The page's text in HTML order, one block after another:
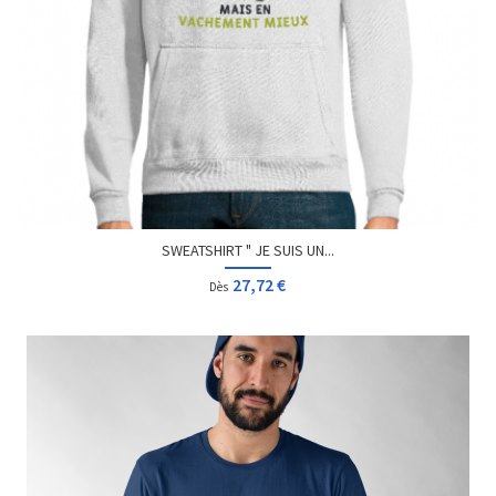
SWEATSHIRT " JE SUIS UN...
Dès 27,72 €